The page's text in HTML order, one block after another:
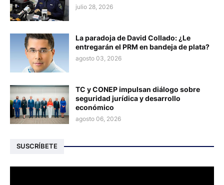
julio 28, 2026
La paradoja de David Collado: ¿Le
entregarán el PRM en bandeja de plata?
agosto 03, 2026
TC y CONEP impulsan diálogo sobre
seguridad jurídica y desarrollo
económico
agosto 06, 2026
SUSCRÍBETE